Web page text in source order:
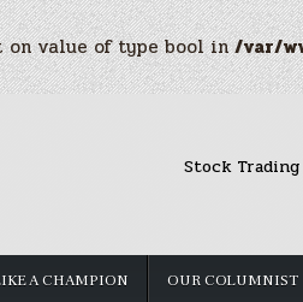
on value of type bool in/var/
Stock Trading
A CHAMPION OUR COLUMNIST